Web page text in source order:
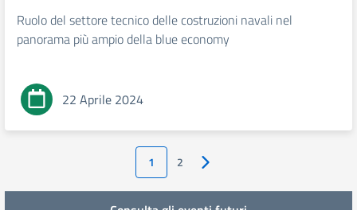
Ruolo del settore tecnico delle costruzioni navali nel
panorama più ampio della blue economy
22 Aprile 2024
1 2 Pagina successiva